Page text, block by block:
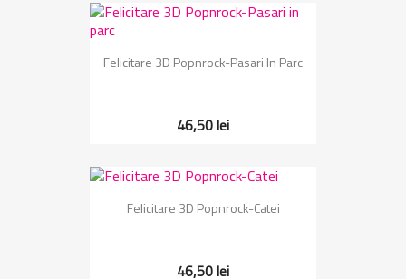
Felicitare 3D Popnrock-Pasari In Parc
46,50 lei
Felicitare 3D Popnrock-Catei
46,50 lei